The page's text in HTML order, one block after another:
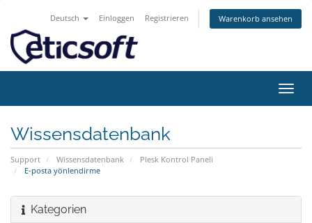
Deutsch Einloggen Registrieren Warenkorb ansehen
ein-/
Wissensdatenbank
Support Wissensdatenbank
Plesk Kontrol Paneli
E-posta yönlendirme
Kategorien